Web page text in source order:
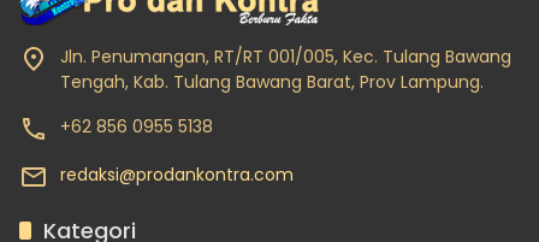
Jln. Penumangan, RT/RT 001/005, Kec. Tulang Bawang
Tengah, Kab. Tulang Bawang Barat, Prov Lampung.
+62 856 0955 5138
redaksi@prodankontra.com
Kategori